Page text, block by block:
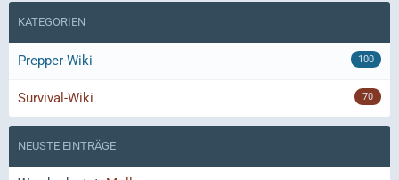
KATEGORIEN
Prepper-Wiki 100
Survival-Wiki 70
NEUSTE EINTRÄGE